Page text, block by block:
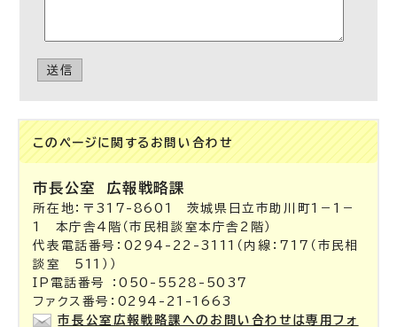
送信
このページに関する お問い合わせ
市長公室 広報戦略課
所在地：〒317-8601 茨城県日立市助川町1－1－
1 本庁舎4階（市民相談室本庁舎2階）
代表電話番号：0294-22-3111（内線：717（市民相
談室 511））
IP電話番号 ：050-5528-5037
ファクス番号：0294-21-1663
市長公室広報戦略課へのお問い合わせは専用フォ